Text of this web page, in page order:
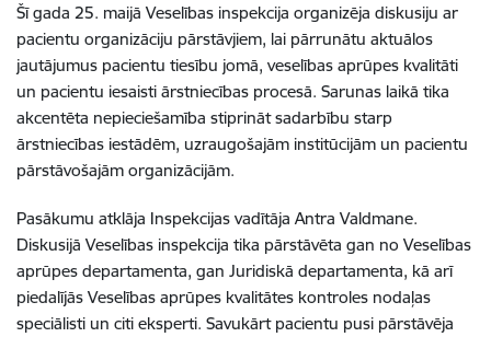
Šī gada 25. maijā Veselības inspekcija organizēja diskusiju ar
pacientu organizāciju pārstāvjiem, lai pārrunātu aktuālos
jautājumus pacientu tiesību jomā, veselības aprūpes kvalitāti
un pacientu iesaisti ārstniecības procesā. Sarunas laikā tika
akcentēta nepieciešamība stiprināt sadarbību starp
ārstniecības iestādēm, uzraugošajām institūcijām un pacientu
pārstāvošajām organizācijām.
Pasākumu atklāja Inspekcijas vadītāja Antra Valdmane.
Diskusijā Veselības inspekcija tika pārstāvēta gan no Veselības
aprūpes departamenta, gan Juridiskā departamenta, kā arī
piedalījās Veselības aprūpes kvalitātes kontroles nodaļas
speciālisti un citi eksperti. Savukārt pacientu pusi pārstāvēja